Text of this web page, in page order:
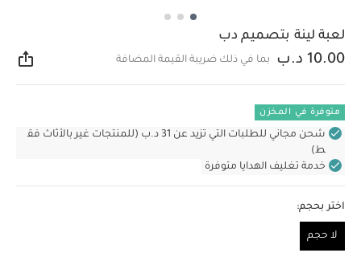
لعبة لينة بتصميم دب
10.00 د.ب بما في ذلك ضريبة القيمة المضافة
متوفرة في المخزن
شحن مجاني للطلبات التي تزيد عن 31 د.ب (للمنتجات غير بالأثاث فق
ط)
خدمة تغليف الهدايا متوفرة
اختر بحجم:
لا حجم